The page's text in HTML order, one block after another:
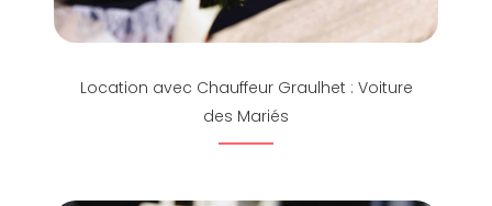
Location avec Chauffeur Graulhet : Voiture
des Mariés